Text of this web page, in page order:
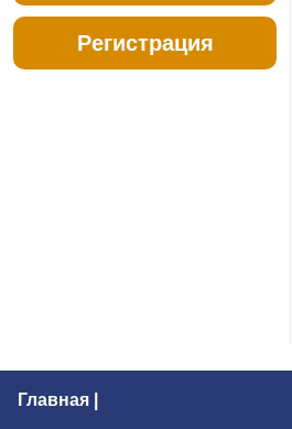
Регистрация
Главная |